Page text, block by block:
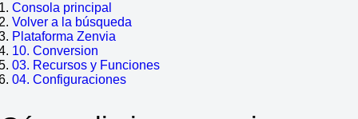
Consola principal
Volver a la búsqueda
Plataforma Zenvia
10. Conversion
03. Recursos y Funciones
04. Configuraciones